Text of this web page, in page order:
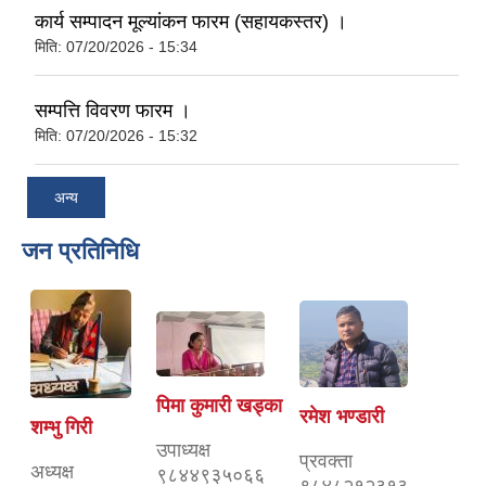
कार्य सम्पादन मूल्यांकन फारम (सहायकस्तर) ।
मिति: 07/20/2026 - 15:34
सम्पत्ति विवरण फारम ।
मिति: 07/20/2026 - 15:32
अन्य
जन प्रतिनिधि
शम्भु गिरी
अध्यक्ष
पिमा कुमारी खड्का
उपाध्यक्ष
९८४४९३५०६६
रमेश भण्डारी
प्रवक्ता